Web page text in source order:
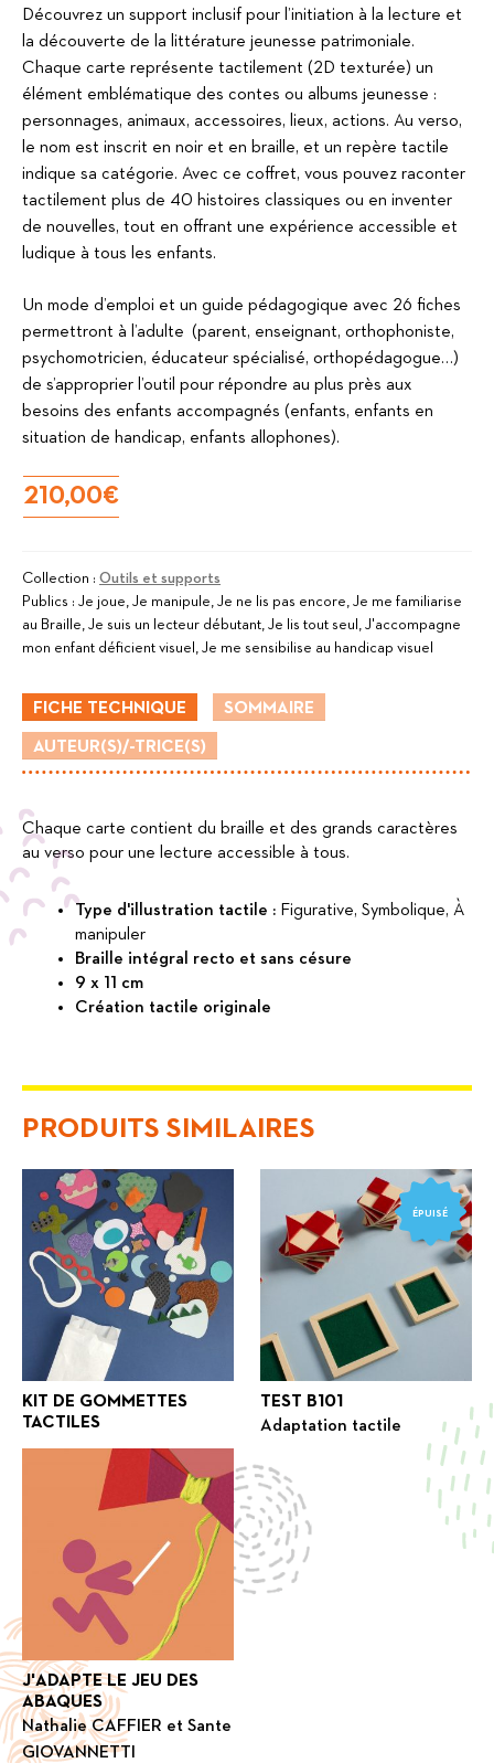
Découvrez un support inclusif pour l’initiation à la lecture et
la découverte de la littérature jeunesse patrimoniale.
Chaque carte représente tactilement (2D texturée) un
élément emblématique des contes ou albums jeunesse :
personnages, animaux, accessoires, lieux, actions. Au verso,
le nom est inscrit en noir et en braille, et un repère tactile
indique sa catégorie. Avec ce coffret, vous pouvez raconter
tactilement plus de 40 histoires classiques ou en inventer
de nouvelles, tout en offrant une expérience accessible et
ludique à tous les enfants.
Un mode d’emploi et un guide pédagogique avec 26 fiches
permettront à l’adulte (parent, enseignant, orthophoniste,
psychomotricien, éducateur spécialisé, orthopédagogue…)
de s’approprier l’outil pour répondre au plus près aux
besoins des enfants accompagnés (enfants, enfants en
situation de handicap, enfants allophones).
210,00€
Collection : Outils et supports
Publics : Je joue, Je manipule, Je ne lis pas encore, Je me familiarise
au Braille, Je suis un lecteur débutant, Je lis tout seul, J'accompagne
mon enfant déficient visuel, Je me sensibilise au handicap visuel
FICHE TECHNIQUE SOMMAIRE
AUTEUR(S)/-TRICE(S)
Chaque carte contient du braille et des grands caractères
au verso pour une lecture accessible à tous.
Type d'illustration tactile : Figurative, Symbolique, À
manipuler
Braille intégral recto et sans césure
9 x 11 cm
Création tactile originale
PRODUITS SIMILAIRES
KIT DE GOMMETTES
TACTILES
TEST B101
Adaptation tactile
ÉPUISÉ
J'ADAPTE LE JEU DES
ABAQUES
Nathalie CAFFIER et Sante
GIOVANNETTI